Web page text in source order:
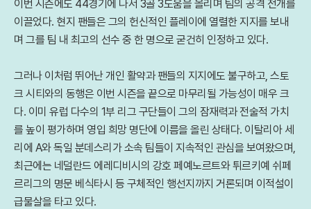
이번 시즌에도 44경기에 나서 3골 3도움을 올리며 팀의 공격 전개를
이끌었다. 현지 팬들은 그의 헌신적인 플레이에 열렬한 지지를 보내
며 그를 팀 내 최고의 선수 중 한 명으로 굳건히 인정하고 있다.
그러나 이처럼 뛰어난 개인 활약과 팬들의 지지에도 불구하고, 스토
크 시티와의 동행은 이번 시즌을 끝으로 마무리될 가능성이 매우 크
다. 이미 유럽 다수의 1부 리그 구단들이 그의 잠재력과 전술적 가치
를 높이 평가하며 영입 희망 명단에 이름을 올린 상태다. 이탈리아 세
리에 A와 독일 분데스리가 소속 팀들이 지속적인 관심을 보여왔으며,
최근에는 네덜란드 에레디비시의 강호 페예노르트와 튀르키예 쉬페
르리그의 명문 베식타시 등 구체적인 행선지까지 거론되며 이적설이
급물살을 타고 있다.